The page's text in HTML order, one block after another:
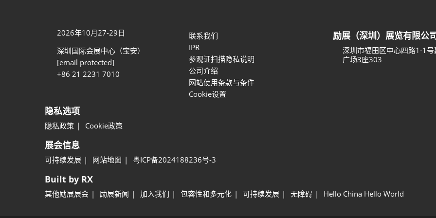
2026年10月27-29日
深圳国际会展中心（宝安）
[email protected]
+86 21 2231 7010
联系我们
IPR
参观证扫描隐私说明
公司介绍
网站使用条款与条件
Cookie设置
励展（深圳）展览有限公
深圳市福田区中心四路1-1
广场3座303
隐私选项
隐私政策 Cookie政策
展会信息
可持续发展 网站地图 粤ICP备2024188236号-3
Built by RX
其他励展展会 励展新闻 加入我们 包容性和多元化 可持续发展 无障碍 Hello China Hello World